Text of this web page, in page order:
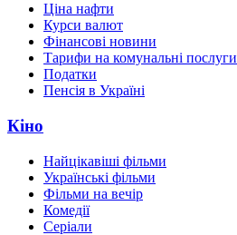
Ціна нафти
Курси валют
Фінансові новини
Тарифи на комунальні послуги
Податки
Пенсія в Україні
Кіно
Найцікавіші фільми
Українські фільми
Фільми на вечір
Комедії
Серіали